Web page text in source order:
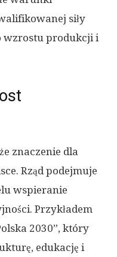
siły
wzrostu produkcji i
znaczenie dla
Rząd podejmuje
wspieranie
Przykładem
2030”, który
edukację i